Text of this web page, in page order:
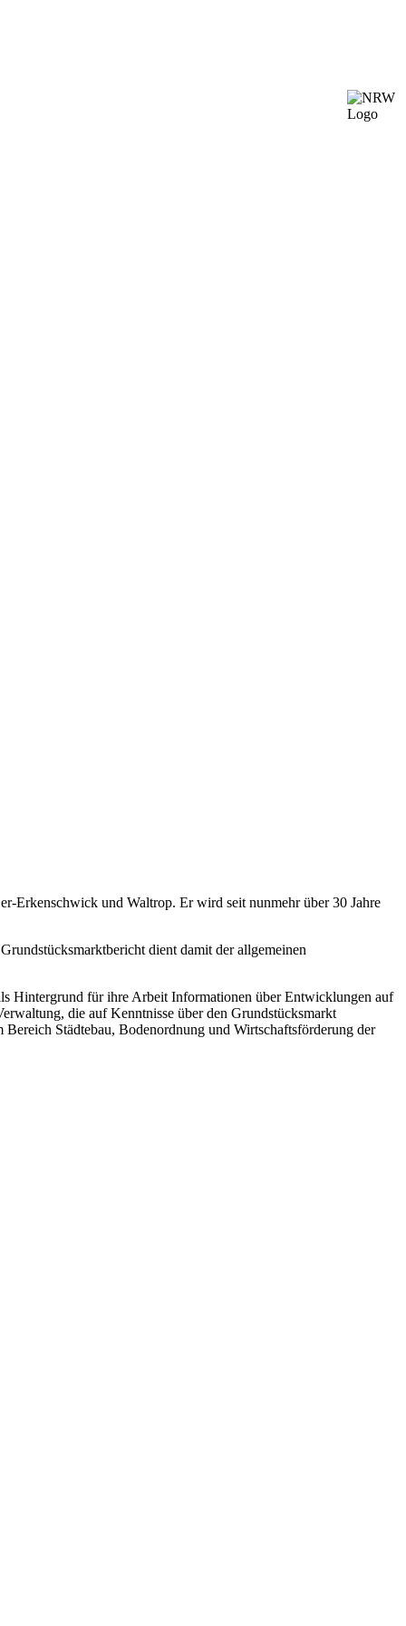
Erkenschwick und Waltrop. Er wird seit nunmehr über 30 Jahre
dient damit der allgemeinen
Hintergrund für ihre Arbeit Informationen über Entwicklungen auf
die auf Kenntnisse über den Grundstücksmarkt
Städtebau, Bodenordnung und Wirtschaftsförderung der